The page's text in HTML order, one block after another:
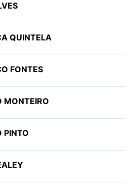
QUINTELA
FONTES
MONTEIRO
PINTO